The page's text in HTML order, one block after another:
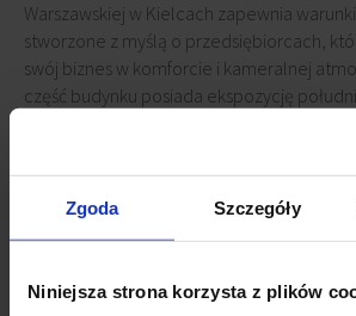
Zgoda Szczegóły
Niniejsza strona korzysta z plików
Warszawskiej w Kielcach zapewnia
stworzone z myślą o przedsiębiorcach,
swój biznes w komforcie i kameralnej
część budynku posiada ekspozycję
zapewnia dobry dostęp do światła
wszystkie lokale na wynajem w Toplokum
klimatyzację precyzyjną, co jest
indywidualnej temperatury w każdym
niezależnie od ekspozycji na światło
a w całym budynku – dwie kompletne